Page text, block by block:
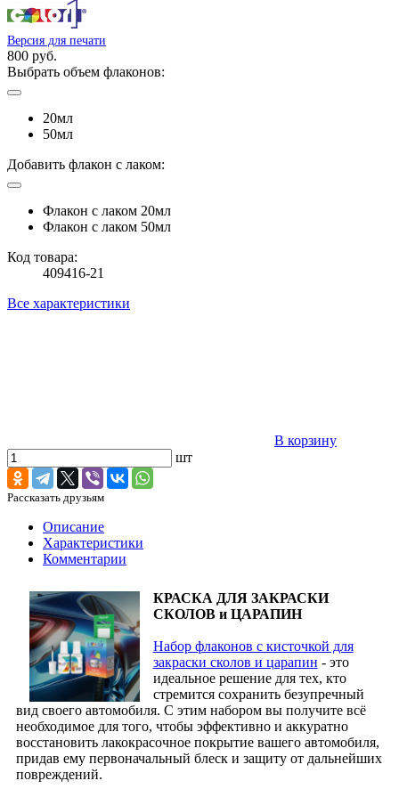
Версия для печати
800 руб.
Выбрать объем флаконов:
20мл
50мл
Добавить флакон с лаком:
Флакон с лаком 20мл
Флакон с лаком 50мл
Код товара:
409416-21
Все характеристики
В корзину
шт
Рассказать друзьям
Описание
Характеристики
Комментарии
КРАСКА ДЛЯ ЗАКРАСКИ
СКОЛОВ и ЦАРАПИН
Набор флаконов с кисточкой для
закраски сколов и царапин - это
идеальное решение для тех, кто
стремится сохранить безупречный
вид своего автомобиля. С этим набором вы получите всё
необходимое для того, чтобы эффективно и аккуратно
восстановить лакокрасочное покрытие вашего автомобиля,
придав ему первоначальный блеск и защиту от дальнейших
повреждений.